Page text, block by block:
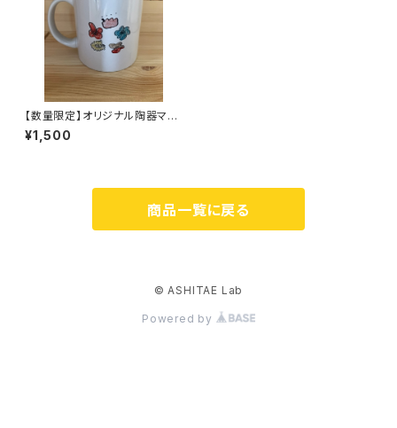
【数量限定】オリジナル陶器マグ
カップM：花
¥1,500
商品一覧に戻る
© ASHITAE Lab
Powered by